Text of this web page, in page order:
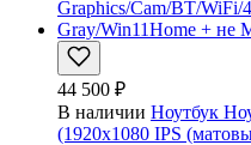
44 500 ₽
В наличии Ноутбук
(1920x1080 IPS